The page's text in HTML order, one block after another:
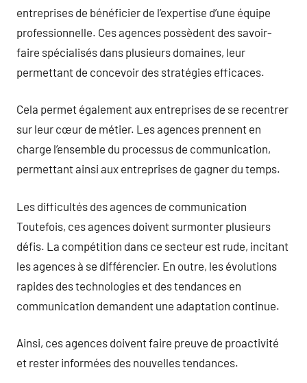
entreprises de bénéficier de l’expertise d’une équipe
professionnelle. Ces agences possèdent des savoir-
faire spécialisés dans plusieurs domaines, leur
permettant de concevoir des stratégies efficaces.
Cela permet également aux entreprises de se recentrer
sur leur cœur de métier. Les agences prennent en
charge l’ensemble du processus de communication,
permettant ainsi aux entreprises de gagner du temps.
Les difficultés des agences de communication
Toutefois, ces agences doivent surmonter plusieurs
défis. La compétition dans ce secteur est rude, incitant
les agences à se différencier. En outre, les évolutions
rapides des technologies et des tendances en
communication demandent une adaptation continue.
Ainsi, ces agences doivent faire preuve de proactivité
et rester informées des nouvelles tendances.